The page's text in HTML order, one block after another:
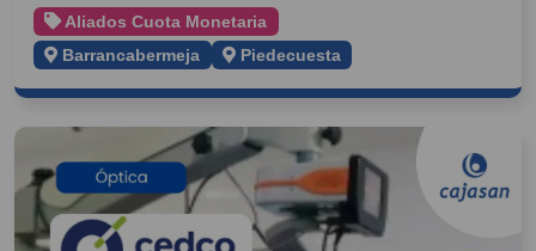
Aliados Cuota Monetaria
Barrancabermeja
Piedecuesta